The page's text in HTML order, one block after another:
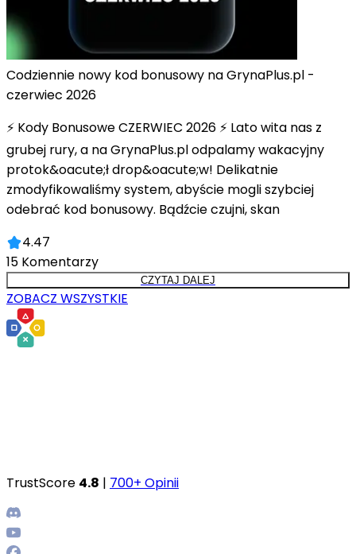
Codziennie nowy kod bonusowy na GrynaPlus.pl -
czerwiec 2026
⚡ Kody Bonusowe CZERWIEC 2026 ⚡ Lato wita nas z
grubej rury, a na GrynaPlus.pl odpalamy wakacyjny
protok&oacute;ł drop&oacute;w! Delikatnie
zmodyfikowaliśmy system, abyście mogli szybciej
odebrać kod bonusowy. Bądźcie czujni, skan
4.47
15 Komentarzy
CZYTAJ DALEJ
ZOBACZ WSZYSTKIE
TrustScore 4.8 | 700+ Opinii